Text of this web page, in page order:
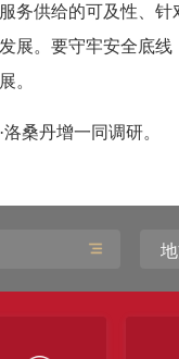
务供给的可及性、
展。要守牢安全底
。
洛桑丹增一同调研。